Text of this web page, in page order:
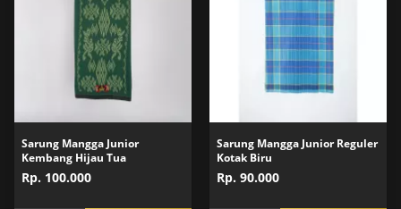
Sarung Mangga Junior
Kembang Hijau Tua
Rp. 100.000
Sarung Mangga Junior Reguler
Kotak Biru
Rp. 90.000